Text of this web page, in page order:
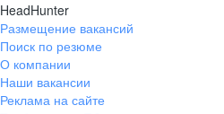
HeadHunter
Размещение вакансий
Поиск по резюме
О компании
Наши вакансии
Реклама на сайте